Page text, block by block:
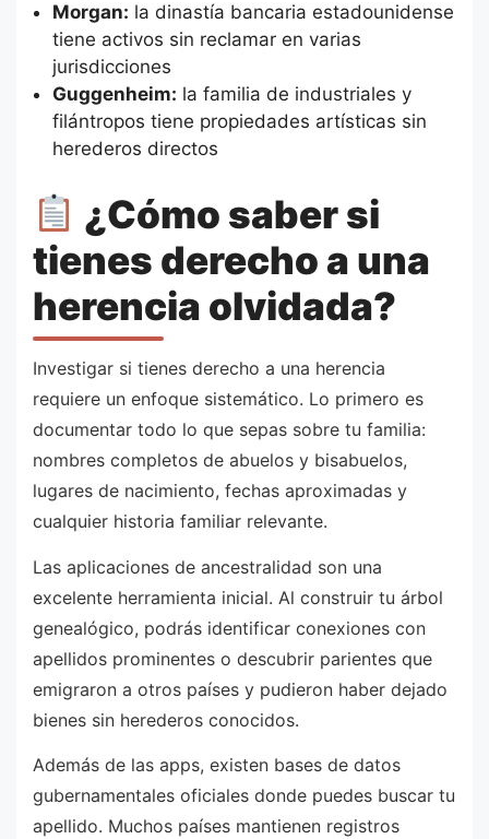
Morgan: la dinastía bancaria estadounidense
tiene activos sin reclamar en varias
jurisdicciones
Guggenheim: la familia de industriales y
filántropos tiene propiedades artísticas sin
herederos directos
¿Cómo saber si
tienes derecho a una
herencia olvidada?
Investigar si tienes derecho a una herencia
requiere un enfoque sistemático. Lo primero es
documentar todo lo que sepas sobre tu familia:
nombres completos de abuelos y bisabuelos,
lugares de nacimiento, fechas aproximadas y
cualquier historia familiar relevante.
Las aplicaciones de ancestralidad son una
excelente herramienta inicial. Al construir tu árbol
genealógico, podrás identificar conexiones con
apellidos prominentes o descubrir parientes que
emigraron a otros países y pudieron haber dejado
bienes sin herederos conocidos.
Además de las apps, existen bases de datos
gubernamentales oficiales donde puedes buscar tu
apellido. Muchos países mantienen registros